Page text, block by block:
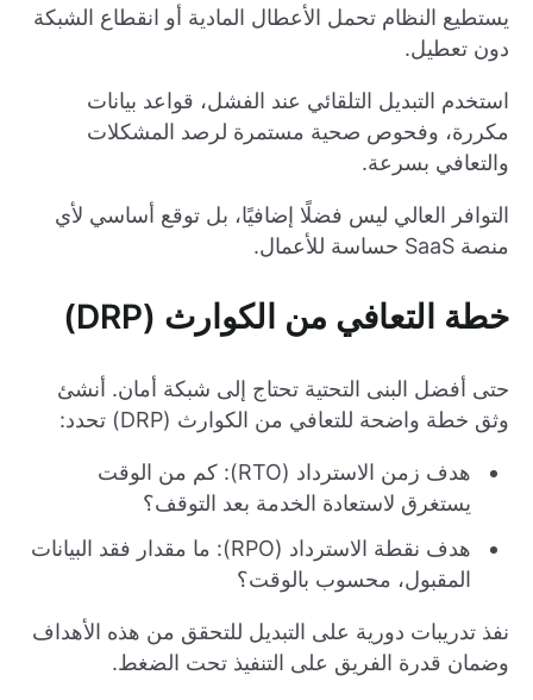
يستطيع النظام تحمل الأعطال المادية أو انقطاع الشبكة
دون تعطيل.
استخدم التبديل التلقائي عند الفشل، قواعد بيانات
مكررة، وفحوص صحية مستمرة لرصد المشكلات
والتعافي بسرعة.
التوافر العالي ليس فضلًا إضافيًا، بل توقع أساسي لأي
منصة SaaS حساسة للأعمال.
خطة التعافي من الكوارث (DRP)
حتى أفضل البنى التحتية تحتاج إلى شبكة أمان. أنشئ
وثق خطة واضحة للتعافي من الكوارث (DRP) تحدد:
هدف زمن الاسترداد (RTO): كم من الوقت
يستغرق لاستعادة الخدمة بعد التوقف؟
هدف نقطة الاسترداد (RPO): ما مقدار فقد البيانات
المقبول، محسوب بالوقت؟
نفذ تدريبات دورية على التبديل للتحقق من هذه الأهداف
وضمان قدرة الفريق على التنفيذ تحت الضغط.